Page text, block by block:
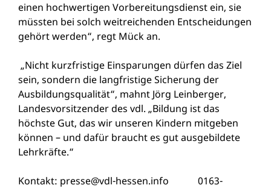
einen hochwertigen Vorbereitungsdienst ein, sie
müssten bei solch weitreichenden Entscheidungen
gehört werden“, regt Mück an.
„Nicht kurzfristige Einsparungen dürfen das Ziel
sein, sondern die langfristige Sicherung der
Ausbildungsqualität“, mahnt Jörg Leinberger,
Landesvorsitzender des vdl. „Bildung ist das
höchste Gut, das wir unseren Kindern mitgeben
können – und dafür braucht es gut ausgebildete
Lehrkräfte.“
Kontakt: presse@vdl-hessen.info 0163-